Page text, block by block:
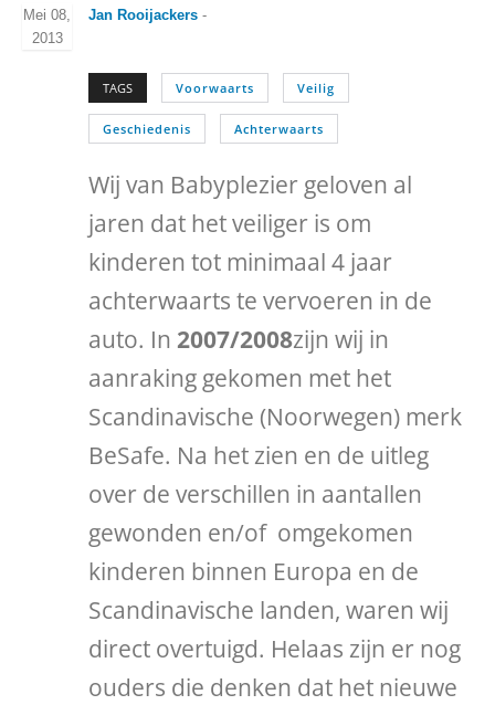
Jan Rooijackers -
Mei 08,
2013
TAGS Voorwaarts Veilig
Geschiedenis Achterwaarts
Wij van Babyplezier geloven al
jaren dat het veiliger is om
kinderen tot minimaal 4 jaar
achterwaarts te vervoeren in de
auto. In 2007/2008zijn wij in
aanraking gekomen met het
Scandinavische (Noorwegen) merk
BeSafe. Na het zien en de uitleg
over de verschillen in aantallen
gewonden en/of omgekomen
kinderen binnen Europa en de
Scandinavische landen, waren wij
direct overtuigd. Helaas zijn er nog
ouders die denken dat het nieuwe